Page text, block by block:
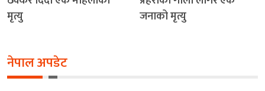
मृत्यु
जनाको मृत्यु
नेपाल अपडेट